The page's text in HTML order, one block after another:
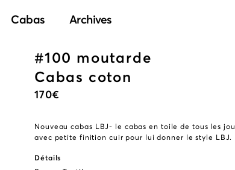
Cabas Archives
#100 moutarde
Cabas coton
170€
Nouveau cabas LBJ- le cabas en toile de tous les
avec petite finition cuir pour lui donner le style LBJ.
Détails